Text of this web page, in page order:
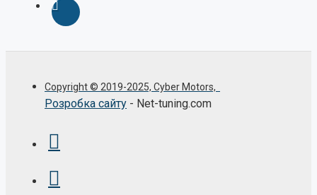
Copyright © 2019-2025, Cyber Motors,
Розробка сайту - Net-tuning.com